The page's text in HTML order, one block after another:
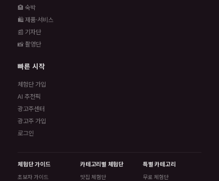
🏨 숙박
🛍️ 제품·서비스
📰 기자단
📸 촬영단
빠른 시작
체험단 가입
AI 추천픽
광고주센터
광고주 가입
로그인
체험단 가이드
초보자 가이드
카테고리별 체험단
맛집 체험단
특별 카테고리
무료 체험단